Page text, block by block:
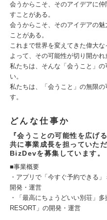
会うからこそ、そのアイデアに
すことがある。
会うからこそ、そのアイデアの
ことがある。
これまで世界を変えてきた偉大
よって、その可能性が切り開かれ
私たちは、そんな「会うこと」
い。
私たちは、「会うこと」の無限
す。
どんな仕事か
『会うことの可能性を広げ
共に事業成長を担っていた
BizDevを募集しています。
■事業概要
・アプリで「今すぐ予約できる
開発・運営
・「最高にちょうどいい別荘」
RESORT」の開発・運営